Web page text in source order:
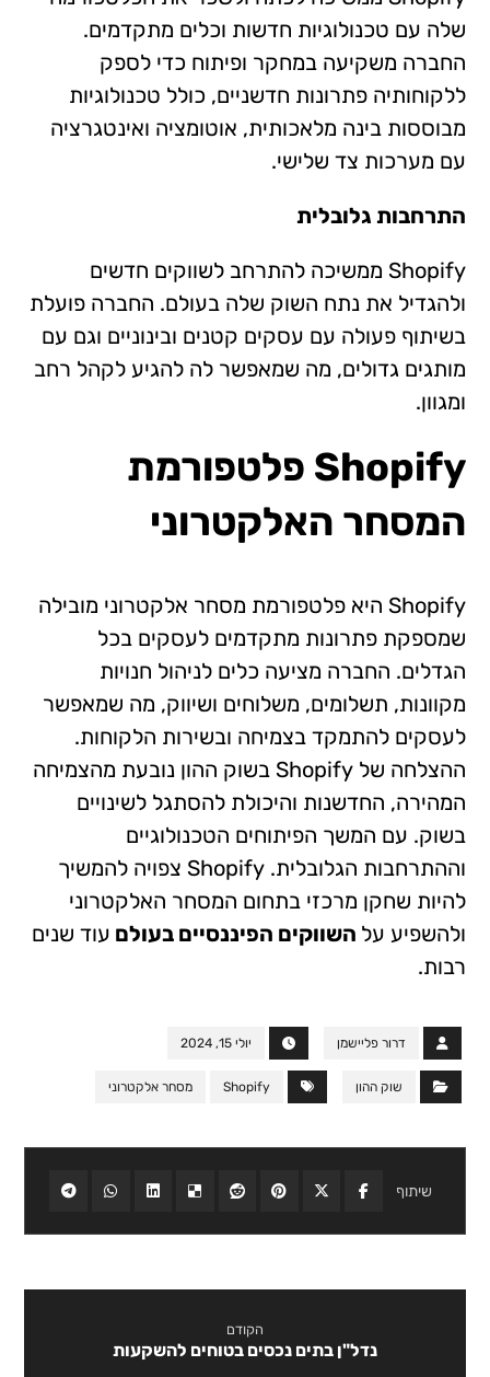
שלה עם טכנולוגיות חדשות וכלים מתקדמים.
החברה משקיעה במחקר ופיתוח כדי לספק
ללקוחותיה פתרונות חדשניים, כולל טכנולוגיות
מבוססות בינה מלאכותית, אוטומציה ואינטגרציה
עם מערכות צד שלישי.
התרחבות גלובלית
Shopify ממשיכה להתרחב לשווקים חדשים
ולהגדיל את נתח השוק שלה בעולם. החברה פועלת
בשיתוף פעולה עם עסקים קטנים ובינוניים וגם עם
מותגים גדולים, מה שמאפשר לה להגיע לקהל רחב
ומגוון.
Shopify פלטפורמת
המסחר האלקטרוני
Shopify היא פלטפורמת מסחר אלקטרוני מובילה
שמספקת פתרונות מתקדמים לעסקים בכל
הגדלים. החברה מציעה כלים לניהול חנויות
מקוונות, תשלומים, משלוחים ושיווק, מה שמאפשר
לעסקים להתמקד בצמיחה ובשירות הלקוחות.
ההצלחה של Shopify בשוק ההון נובעת מהצמיחה
המהירה, החדשנות והיכולת להסתגל לשינויים
בשוק. עם המשך הפיתוחים הטכנולוגיים
וההתרחבות הגלובלית. Shopify צפויה להמשיך
להיות שחקן מרכזי בתחום המסחר האלקטרוני
ולהשפיע על השווקים הפיננסיים בעולם עוד שנים
רבות.
דרור פליישמן יולי 15, 2024
שוק ההון Shopify מסחר אלקטרוני
הקודם
נדל"ן בתים נכסים בטוחים להשקעות